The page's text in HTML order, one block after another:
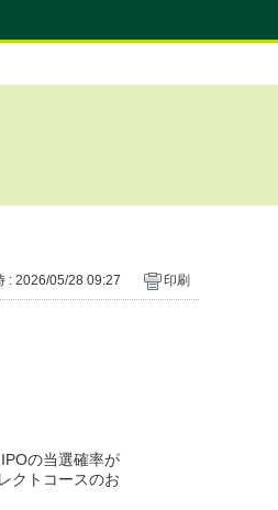
: 2026/05/28 09:27 印刷
の当選確率が
クトコースのお